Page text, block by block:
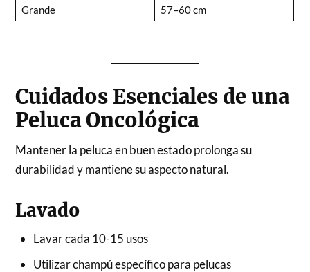
Grande
57–60 cm
Cuidados Esenciales de una
Peluca Oncológica
Mantener la peluca en buen estado prolonga su
durabilidad y mantiene su aspecto natural.
Lavado
Lavar cada 10-15 usos
Utilizar champú específico para pelucas